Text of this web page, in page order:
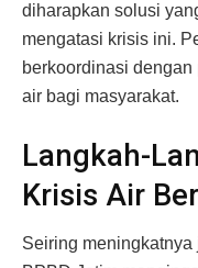
diharapkan solusi
mengatasi krisis ini.
berkoordinasi
air bagi masyarakat.
Langkah-
Krisis Air
Seiring